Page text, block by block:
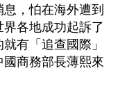
，怕在海外遭到
各地成功起訴了
有「追查國際」
商務部長薄熙來